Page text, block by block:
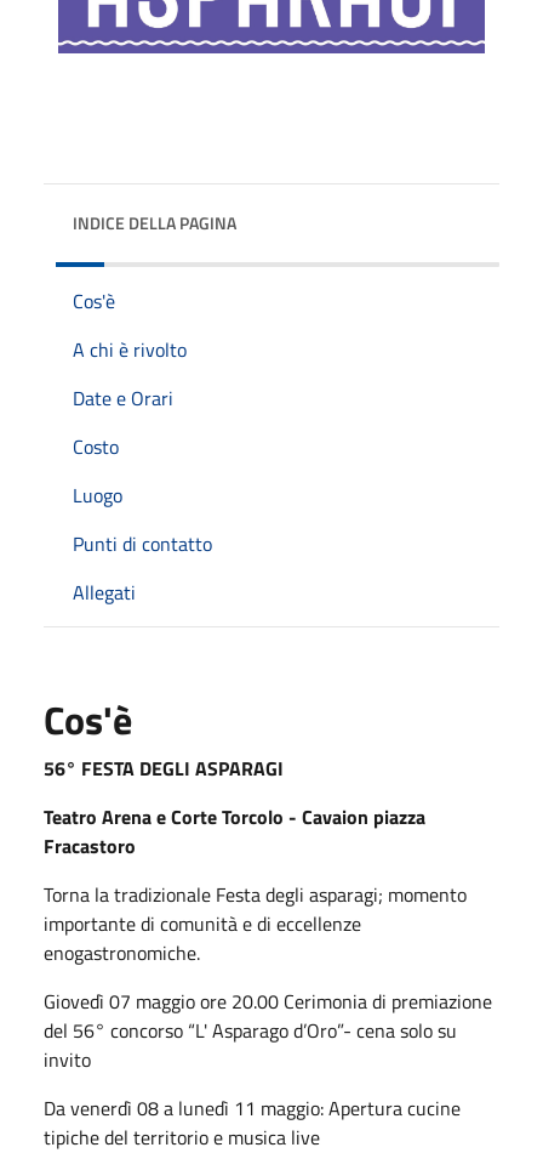
INDICE DELLA PAGINA
Cos'è
A chi è rivolto
Date e Orari
Costo
Luogo
Punti di contatto
Allegati
Cos'è
56° FESTA DEGLI ASPARAGI
Teatro Arena e Corte Torcolo - Cavaion piazza
Fracastoro
Torna la tradizionale Festa degli asparagi; momento
importante di comunità e di eccellenze
enogastronomiche.
Giovedì 07 maggio ore 20.00 Cerimonia di premiazione
del 56° concorso “L' Asparago d’Oro”- cena solo su
invito
Da venerdì 08 a lunedì 11 maggio: Apertura cucine
tipiche del territorio e musica live